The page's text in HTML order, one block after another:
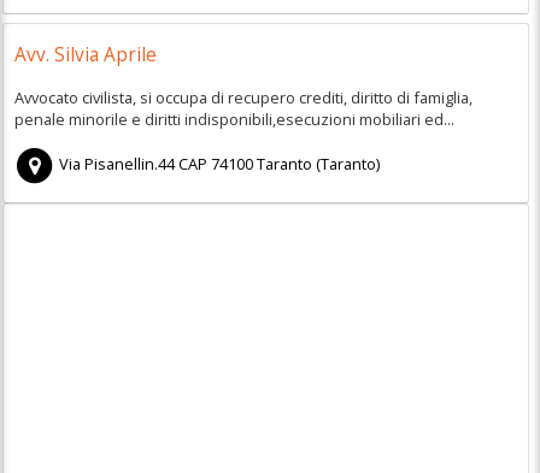
Avv. Silvia Aprile
Avvocato civilista, si occupa di recupero crediti, diritto di famiglia,
penale minorile e diritti indisponibili,esecuzioni mobiliari ed...
Via Pisanellin.44CAP 74100Taranto (Taranto)